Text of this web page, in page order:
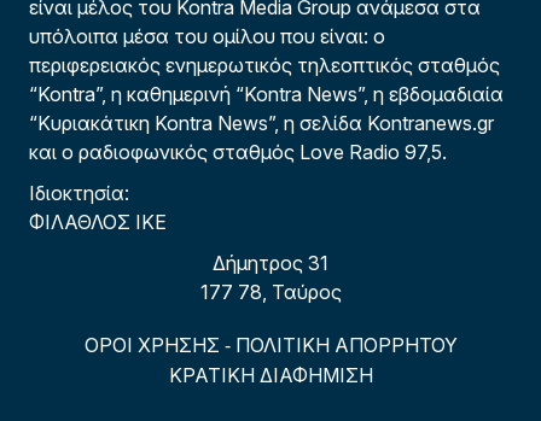
είναι μέλος του Kontra Media Group ανάμεσα στα
υπόλοιπα μέσα του ομίλου που είναι: ο
περιφερειακός ενημερωτικός τηλεοπτικός σταθμός
“Kontra”, η καθημερινή “Kontra News”, η εβδομαδιαία
“Κυριακάτικη Kontra News”, η σελίδα Kontranews.gr
και ο ραδιοφωνικός σταθμός Love Radio 97,5.
Ιδιοκτησία:
ΦΙΛΑΘΛΟΣ ΙΚΕ
Δήμητρος 31
177 78, Ταύρος
ΟΡΟΙ ΧΡΗΣΗΣ - ΠΟΛΙΤΙΚΗ ΑΠΟΡΡΗΤΟΥ
ΚΡΑΤΙΚΗ ΔΙΑΦΗΜΙΣΗ